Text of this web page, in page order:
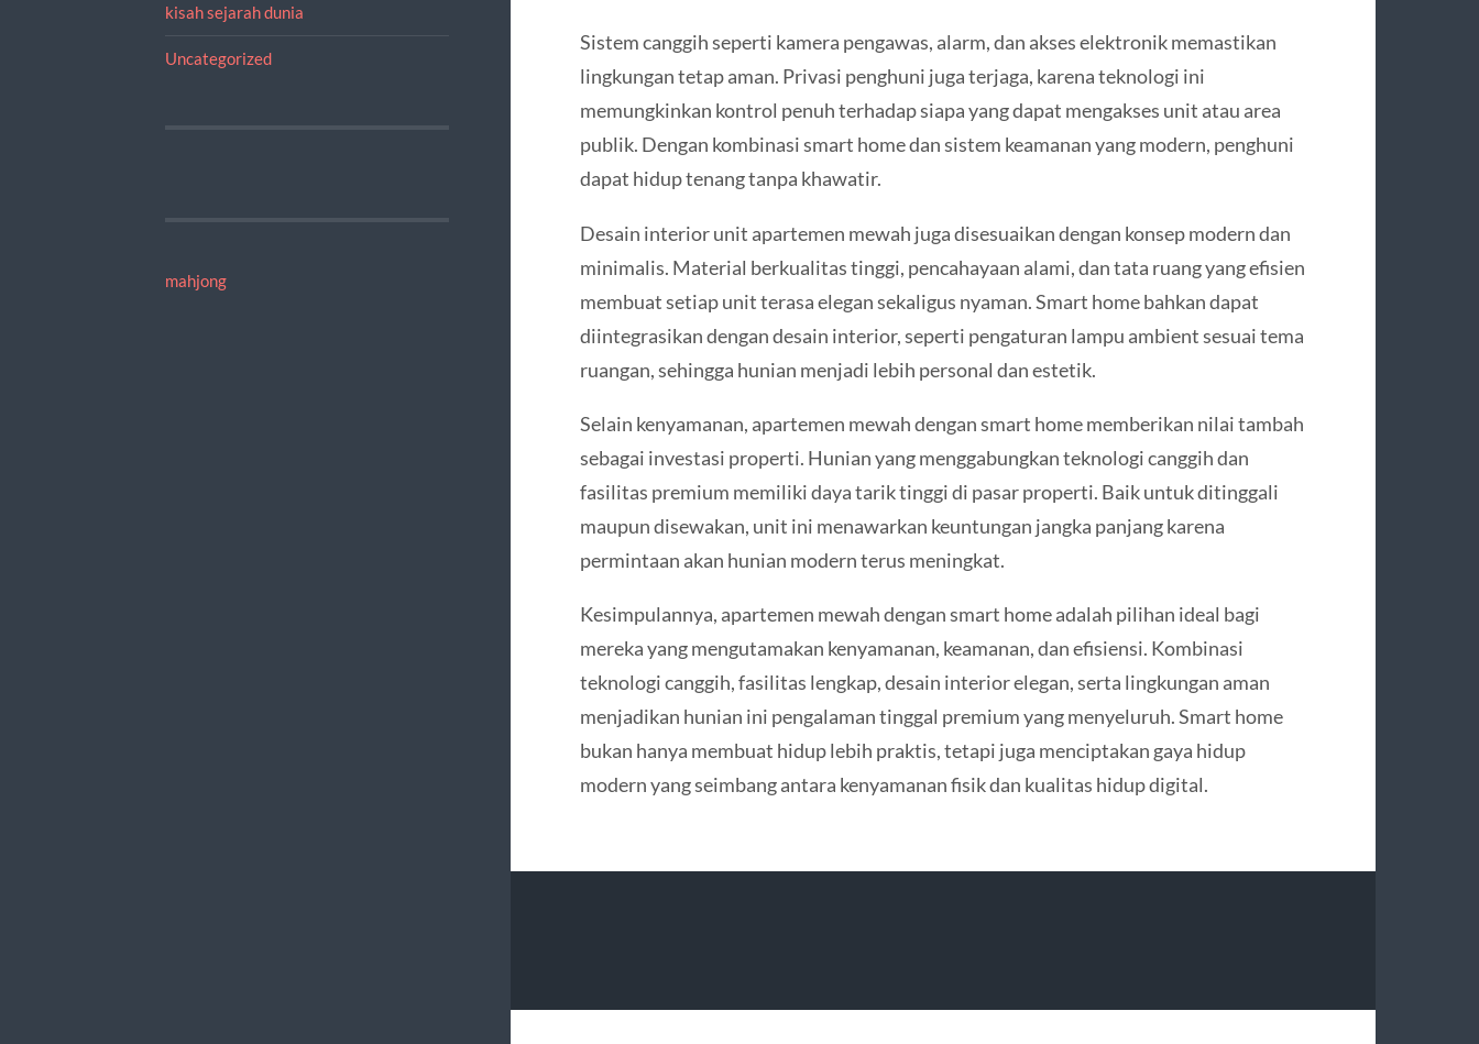
kisah sejarah dunia
Uncategorized
mahjong
Sistem canggih seperti kamera pengawas, alarm, dan akses elektronik memastikan
lingkungan tetap aman. Privasi penghuni juga terjaga, karena teknologi ini
memungkinkan kontrol penuh terhadap siapa yang dapat mengakses unit atau area
publik. Dengan kombinasi smart home dan sistem keamanan yang modern, penghuni
dapat hidup tenang tanpa khawatir.
Desain interior unit apartemen mewah juga disesuaikan dengan konsep modern dan
minimalis. Material berkualitas tinggi, pencahayaan alami, dan tata ruang yang efisien
membuat setiap unit terasa elegan sekaligus nyaman. Smart home bahkan dapat
diintegrasikan dengan desain interior, seperti pengaturan lampu ambient sesuai tema
ruangan, sehingga hunian menjadi lebih personal dan estetik.
Selain kenyamanan, apartemen mewah dengan smart home memberikan nilai tambah
sebagai investasi properti. Hunian yang menggabungkan teknologi canggih dan
fasilitas premium memiliki daya tarik tinggi di pasar properti. Baik untuk ditinggali
maupun disewakan, unit ini menawarkan keuntungan jangka panjang karena
permintaan akan hunian modern terus meningkat.
Kesimpulannya, apartemen mewah dengan smart home adalah pilihan ideal bagi
mereka yang mengutamakan kenyamanan, keamanan, dan efisiensi. Kombinasi
teknologi canggih, fasilitas lengkap, desain interior elegan, serta lingkungan aman
menjadikan hunian ini pengalaman tinggal premium yang menyeluruh. Smart home
bukan hanya membuat hidup lebih praktis, tetapi juga menciptakan gaya hidup
modern yang seimbang antara kenyamanan fisik dan kualitas hidup digital.